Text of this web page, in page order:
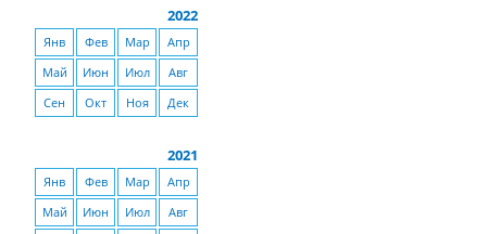
2022
Янв Фев Мар
Апр
Май
Июн Июл
Авг
Сен
Окт Ноя Дек
2021
Янв Фев Мар
Апр
Май
Июн Июл
Авг